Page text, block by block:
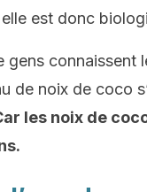
est donc
gens connaissent
de noix de coco
les noix de